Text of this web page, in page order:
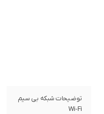
توضیحات شبکه بی سیم
Wi-Fi